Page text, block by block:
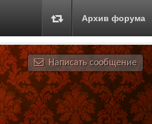
Архив форума
Написать сообщение